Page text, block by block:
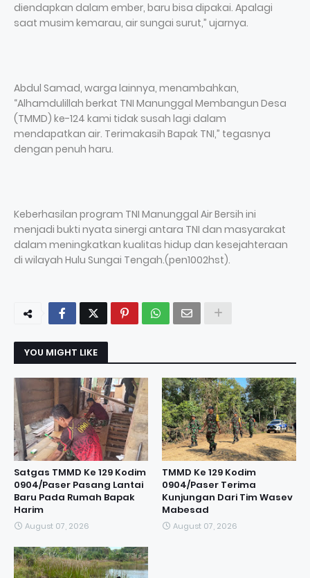
diendapkan dalam ember, baru bisa dipakai. Apalagi
saat musim kemarau, air sungai surut,” ujarnya.
Abdul Samad, warga lainnya, menambahkan,
“Alhamdulillah berkat TNI Manunggal Membangun Desa
(TMMD) ke-124 kami tidak susah lagi dalam
mendapatkan air. Terimakasih Bapak TNI,” tegasnya
dengan penuh haru.
Keberhasilan program TNI Manunggal Air Bersih ini
menjadi bukti nyata sinergi antara TNI dan masyarakat
dalam meningkatkan kualitas hidup dan kesejahteraan
di wilayah Hulu Sungai Tengah.(pen1002hst).
YOU MIGHT LIKE
Satgas TMMD Ke 129 Kodim
0904/Paser Pasang Lantai
Baru Pada Rumah Bapak
Harim
August 07, 2026
TMMD Ke 129 Kodim
0904/Paser Terima
Kunjungan Dari Tim Wasev
Mabesad
August 07, 2026